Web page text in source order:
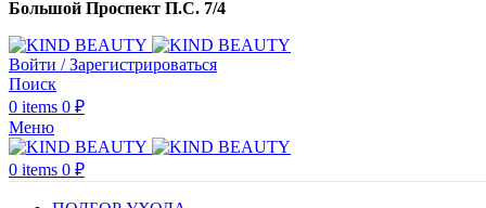
Большой Проспект П.С. 7/4
Войти / Зарегистрироваться
Поиск
0 items 0 ₽
Меню
0 items 0 ₽